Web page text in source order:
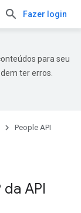
Fazer login
para seu
ter erros.
People API
API